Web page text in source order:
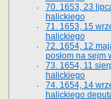
70. 1653, 23
halickiego
71. 1653, 15
halickiego
72. 1654, 12
posłom na sejm
73. 1654, 11
halickiego
74. 1654, 14
halickiego